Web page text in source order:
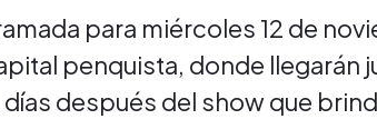
para miércoles 12 de
penquista, donde llegarán
días después del show que